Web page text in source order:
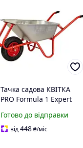
Тачка садова КВІТКА
PRO Formula 1 Expert
4062)
Готово до відправки
від448₴/міс